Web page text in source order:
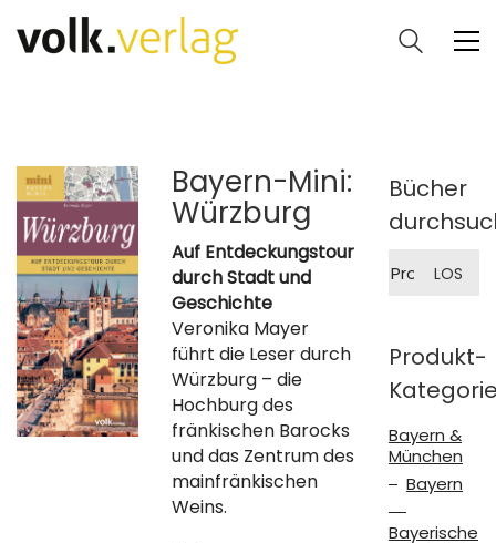
Bayern-Mini:
Würzburg
Auf Entdeckungstour
durch Stadt und
Geschichte
Veronika Mayer
führt die Leser durch
Würzburg – die
Hochburg des
fränkischen Barocks
und das Zentrum des
mainfränkischen
Weins.
Bücher
nach:
LOS
Produkt-
Bayern &
München
Bayern
Bayerische